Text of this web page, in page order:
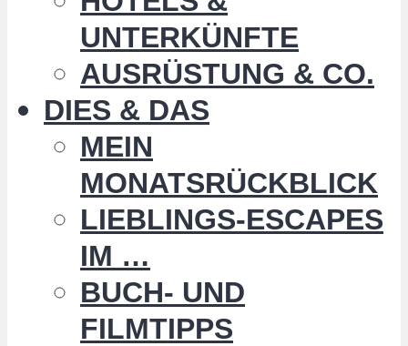
UNTERKÜNFTE
AUSRÜSTUNG & CO.
DIES & DAS
MEIN
MONATSRÜCKBLICK
LIEBLINGS-ESCAPES
IM …
BUCH- UND
FILMTIPPS